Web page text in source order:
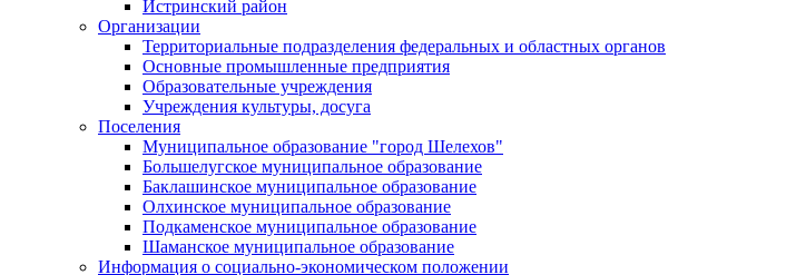
Истринский район
Организации
Территориальные подразделения федеральных и областных органов
Основные промышленные предприятия
Образовательные учреждения
Учреждения культуры, досуга
Поселения
Муниципальное образование "город Шелехов"
Большелугское муниципальное образование
Баклашинское муниципальное образование
Олхинское муниципальное образование
Подкаменское муниципальное образование
Шаманское муниципальное образование
Информация о социально-экономическом положении